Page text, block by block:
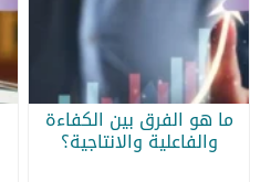
ما هو الفرق بين الكفاءة
والفاعلية والانتاجية؟